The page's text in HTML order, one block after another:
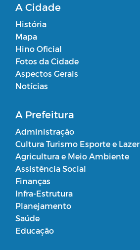
A Cidade
História
Mapa
Hino Oficial
Fotos da Cidade
Aspectos Gerais
Notícias
A Prefeitura
Administração
Cultura Turismo Esporte e Lazer
Agricultura e Meio Ambiente
Assistência Social
Finanças
Infra-Estrutura
Planejamento
Saúde
Educação